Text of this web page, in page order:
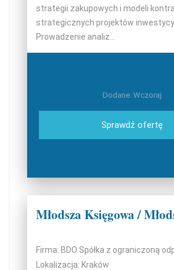
strategii zakupowych i modeli
strategicznych projektów
Prowadzenie analiz...
Dodane: Wczoraj
Sprawdź ofertę
Lokalizacja: Kraków